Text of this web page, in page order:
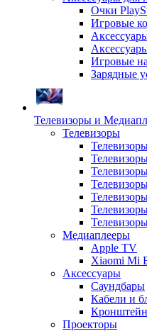
Очки
Игровые
Игровые
Зарядные
Телевизоры и
Телевизоры
Медиаплееры
Apple TV
Xiaomi Mi
Аксессуары
Саундбары
Кабели и
Проекторы